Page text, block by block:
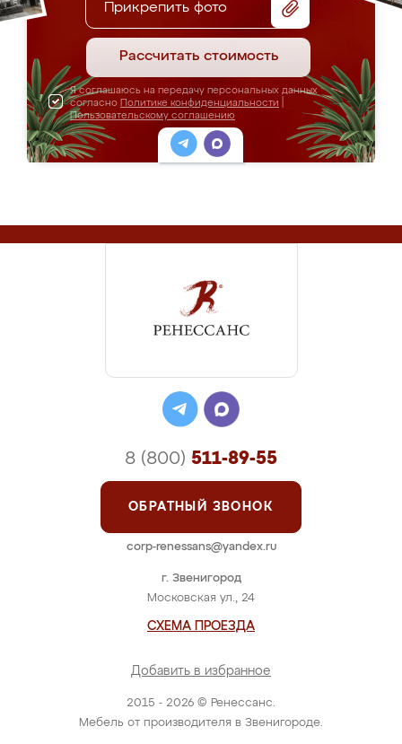
Прикрепить фото
Рассчитать стоимость
Я соглашаюсь на передачу персональных данных
согласно Политике конфиденциальности
Пользовательскому соглашению
2015 - 2026 © Ренессанс.
Мебель от производителя в Звенигороде.
г. Звенигород
Московская ул., 24
СХЕМА ПРОЕЗДА
Добавить в избранное
8 (800) 511-89-55
ОБРАТНЫЙ ЗВОНОК
corp-renessans@yandex.ru